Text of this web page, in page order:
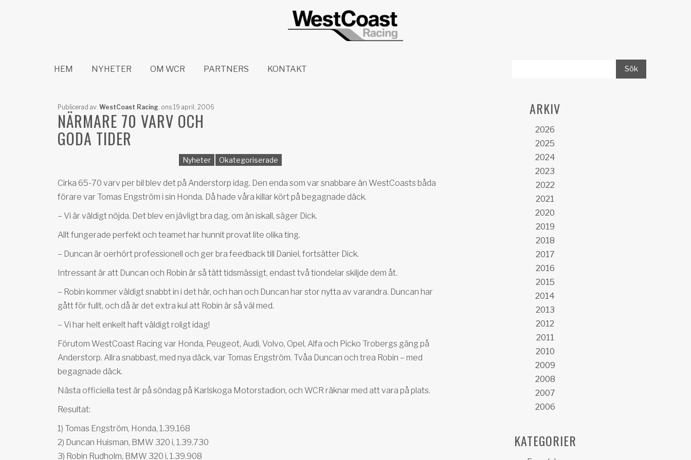
HEM NYHETER OM WCR PARTNERS KONTAKT
Publicerad av: WestCoast Racing, ons 19 april, 2006
NÄRMARE 70 VARV OCH
GODA TIDER
Nyheter Okategoriserade
Cirka 65-70 varv per bil blev det på Anderstorp idag. Den enda som var snabbare än WestCoasts båda
förare var Tomas Engström i sin Honda. Då hade våra killar kört på begagnade däck.
– Vi är väldigt nöjda. Det blev en jävligt bra dag, om än iskall, säger Dick.
Allt fungerade perfekt och teamet har hunnit provat lite olika ting.
– Duncan är oerhört professionell och ger bra feedback till Daniel, fortsätter Dick.
Intressant är att Duncan och Robin är så tätt tidsmässigt, endast två tiondelar skiljde dem åt.
– Robin kommer väldigt snabbt in i det här, och han och Duncan har stor nytta av varandra. Duncan har
gått för fullt, och då är det extra kul att Robin är så väl med.
– Vi har helt enkelt haft väldigt roligt idag!
Förutom WestCoast Racing var Honda, Peugeot, Audi, Volvo, Opel, Alfa och Picko Trobergs gäng på
Anderstorp. Allra snabbast, med nya däck, var Tomas Engström. Tvåa Duncan och trea Robin – med
begagnade däck.
Nästa officiella test är på söndag på Karlskoga Motorstadion, och WCR räknar med att vara på plats.
Resultat:
1) Tomas Engström, Honda, 1.39.168
2) Duncan Huisman, BMW 320 i, 1.39.730
3) Robin Rudholm, BMW 320 i, 1.39.908
ARKIV
2026
2025
2024
2023
2022
2021
2020
2019
2018
2017
2016
2015
2014
2013
2012
2011
2010
2009
2008
2007
2006
KATEGORIER